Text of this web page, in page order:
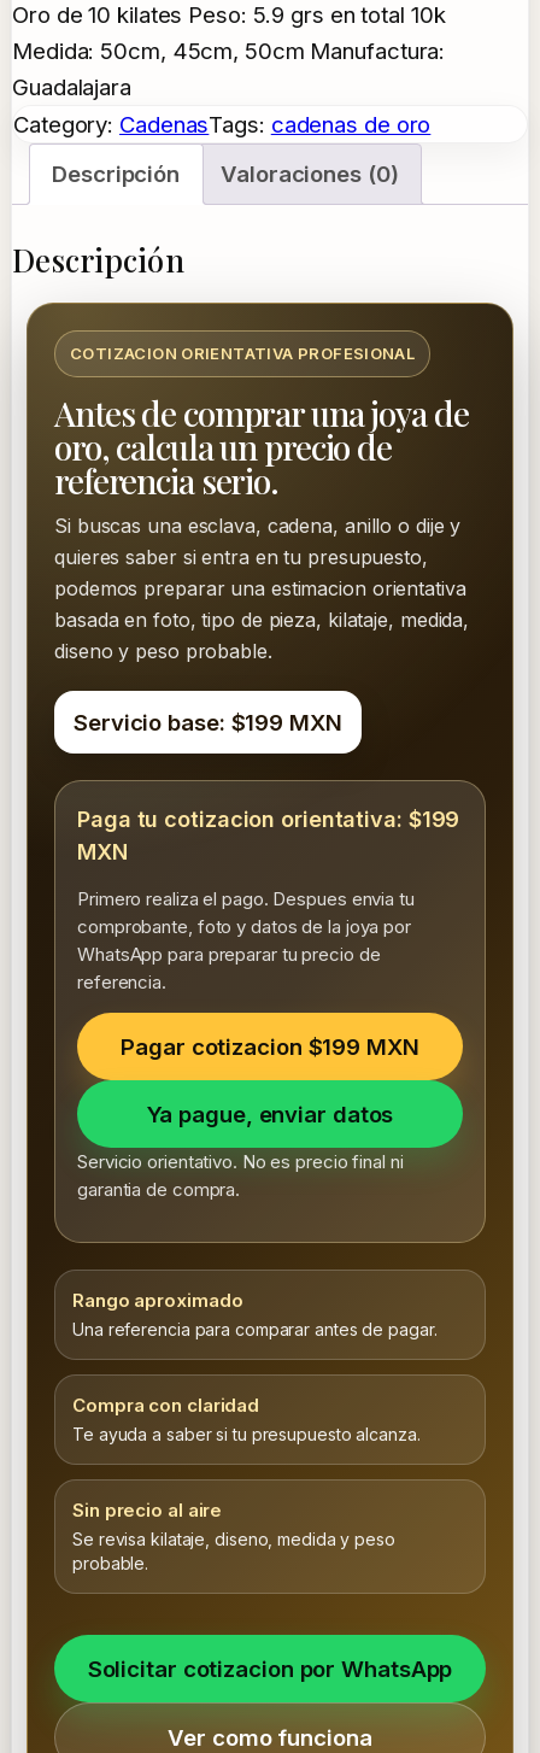
Oro de 10 kilates Peso: 5.9 grs en total 10k
Medida: 50cm, 45cm, 50cm Manufactura:
Guadalajara
Category: CadenasTags: cadenas de oro
Descripción
Valoraciones (0)
Descripción
COTIZACION ORIENTATIVA PROFESIONAL
Antes de comprar una joya de
oro, calcula un precio de
referencia serio.
Si buscas una esclava, cadena, anillo o dije y
quieres saber si entra en tu presupuesto,
podemos preparar una estimacion orientativa
basada en foto, tipo de pieza, kilataje, medida,
diseno y peso probable.
Servicio base: $199 MXN
Paga tu cotizacion orientativa: $199
MXN
Primero realiza el pago. Despues envia tu
comprobante, foto y datos de la joya por
WhatsApp para preparar tu precio de
referencia.
Pagar cotizacion $199 MXN
Ya pague, enviar datos
Servicio orientativo. No es precio final ni
garantia de compra.
Rango aproximado
Una referencia para comparar antes de pagar.
Compra con claridad
Te ayuda a saber si tu presupuesto alcanza.
Sin precio al aire
Se revisa kilataje, diseno, medida y peso
probable.
Solicitar cotizacion por WhatsApp
Ver como funciona